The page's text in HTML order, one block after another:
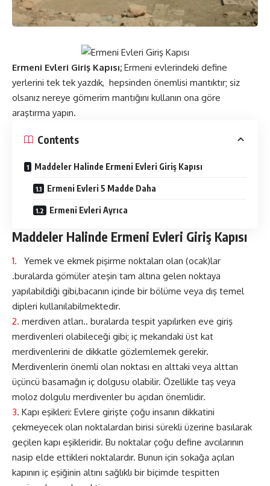
Ermeni Evleri Giriş Kapısı; Ermeni evlerindeki define
yerlerini tek tek yazdık, hepsinden önemlisi mantıktır; siz
olsanız nereye gömerim mantığını kullanın ona göre
araştırma yapın.
Contents
Maddeler Halinde Ermeni Evleri Giriş Kapısı
Ermeni Evleri 5 Madde Daha
Ermeni Evleri Ayrıca
Maddeler Halinde Ermeni Evleri Giriş Kapısı
1.
Yemek ve ekmek pişirme noktaları olan (ocak)lar
.buralarda gömüler ateşin tam altına gelen noktaya
yapılabildiği gibi,bacanın içinde bir bölüme veya dış temel
dipleri kullanılabilmektedir.
2. merdiven atları.. buralarda tespit yapılırken eve giriş
merdivenleri olabileceği gibi; iç mekandaki üst kat
merdivenlerini de dikkatle gözlemlemek gerekir.
Merdivenlerin önemli olan noktası en alttaki veya alttan
üçüncü basamağın iç dolgusu olabilir. Özellikle taş veya
moloz dolgulu merdivenler bu açıdan önemlidir.
3. Kapı eşikleri: Evlere girişte çoğu insanın dikkatini
çekmeyecek olan noktalardan birisi sürekli üzerine basılarak
geçilen kapı eşikleridir. Bu noktalar çoğu define avcılarının
nasip elde ettikleri noktalardır. Bunun için sokağa açılan
kapının iç eşiğinin altını sağlıklı bir biçimde tespitten